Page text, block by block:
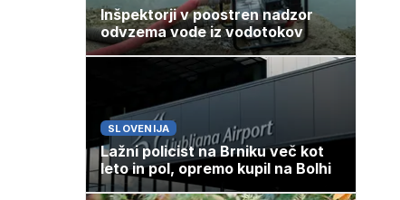
Inšpektorji v poostren nadzor
odvzema vode iz vodotokov
SLOVENIJA
Lažni policist na Brniku več kot
leto in pol, opremo kupil na Bolhi